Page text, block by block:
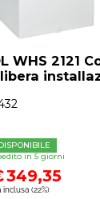
WHS 2121
in 5 giorni
349,35
inclusa (22%)